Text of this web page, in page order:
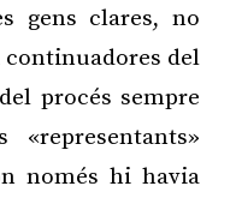
gens clares, no
continuadores del
procés sempre
«representants»
només hi havia